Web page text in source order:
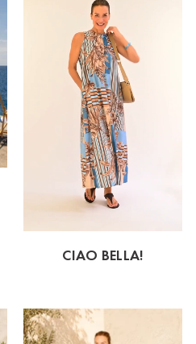
CIAO BELLA!